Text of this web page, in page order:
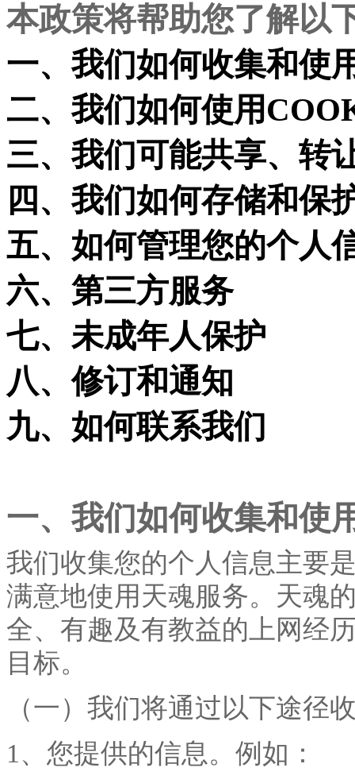
本政策将帮助您了解以
一、我们如何收集和使
二、我们如何使用
三、我们可能共享、转
四、我们如何存储和保
五、如何管理您的个人
六、第三方服务
七、未成年人保护
八、修订和通知
九、如何联系我们
一、我们如何收集和使
我们收集您的个人信息主要
满意地使用天魂服务。天魂
全、有趣及有教益的上网经
目标。
（一）我们将通过以下途径
1、您提供的信息。例如：